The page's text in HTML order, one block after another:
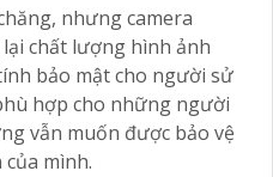
nhưng camera
chất lượng hình ảnh
bảo mật cho người sử
hợp cho những người
vẫn muốn được bảo vệ
mình.